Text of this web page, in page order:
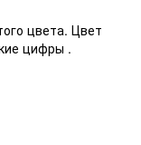
цвета. Цвет
цифры .